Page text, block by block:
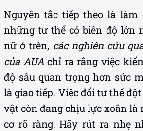
Nguyên tắc tiếp theo là
những tư thế có biên độ lớn
nữ ở trên, các nghiên cứu
của AUAchỉ ra rằng việc
độ sâu quan trọng hơn sức
là giao tiếp. Việc đổi tư thế
vật còn đang chịu lực xoắn là
cơ rõ ràng. Hãy rút ra nhẹ